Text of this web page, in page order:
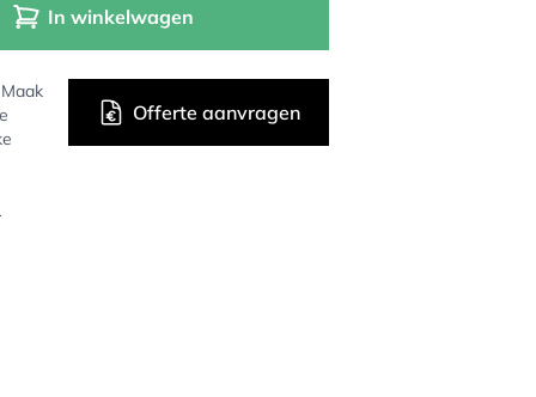
In winkelwagen
Offerte aanvragen